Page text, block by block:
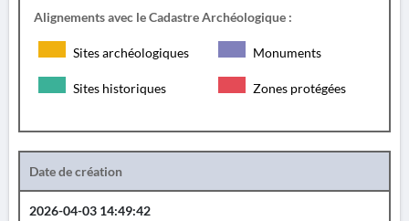
Alignements avec le Cadastre Archéologique :
Sites archéologiques Monuments
Sites historiques Zones protégées
Date de création
2026-04-03 14:49:42